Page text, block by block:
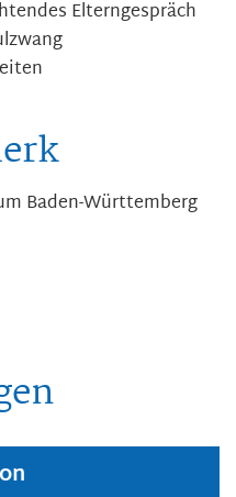
Elterngespräch
Baden-Württemberg